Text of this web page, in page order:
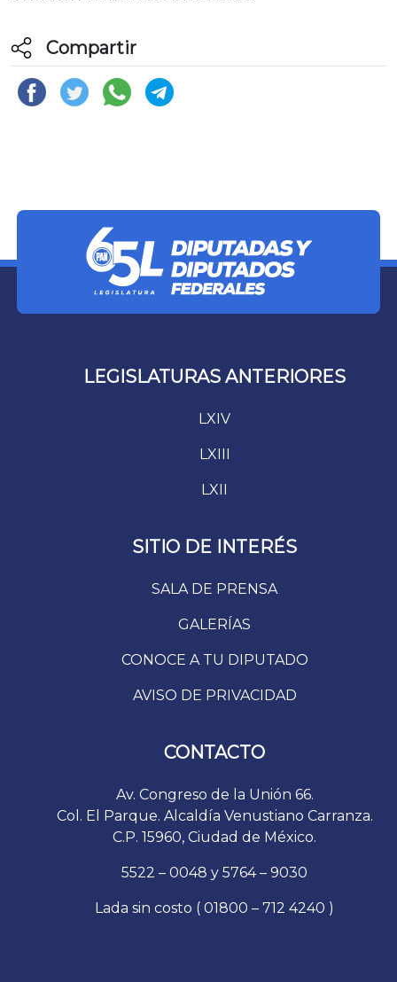
Compartir
LEGISLATURAS ANTERIORES
LXIV
LXIII
LXII
SITIO DE INTERÉS
SALA DE PRENSA
GALERÍAS
CONOCE A TU DIPUTADO
AVISO DE PRIVACIDAD
CONTACTO
Av. Congreso de la Unión 66.
Col. El Parque. Alcaldía Venustiano Carranza.
C.P. 15960, Ciudad de México.
5522 – 0048 y 5764 – 9030
Lada sin costo ( 01800 – 712 4240 )